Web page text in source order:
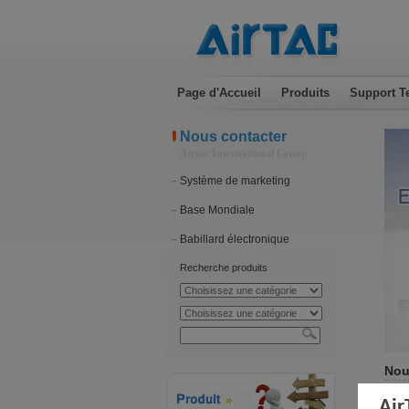
Page d'Accueil Produits Support
Nous contacter
Système de marketing
Base Mondiale
Babillard électronique
Recherche produits